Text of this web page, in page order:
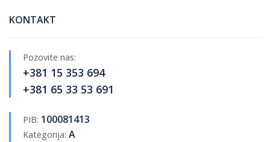
KONTAKT
Pozovite nas:
+381 15 353 694
+381 65 33 53 691
PIB: 100081413
Kategorija: A